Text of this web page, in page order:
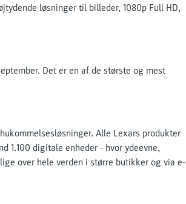
løsninger til billeder, 1080p Full HD,
Det er en af de største og mest
Alle Lexars produkter
1.100 digitale enheder - hvor ydeevne,
over hele verden i større butikker og via e-